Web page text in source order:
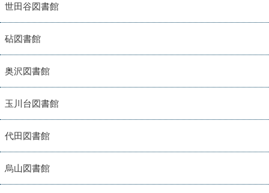
世田谷図書館
砧図書館
奥沢図書館
玉川台図書館
代田図書館
烏山図書館